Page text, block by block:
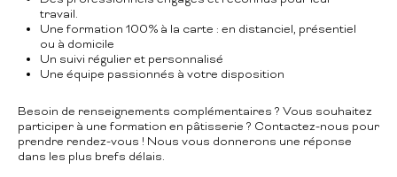
travail.
Une formation 100% à la carte : en distanciel, présentiel
ou à domicile
Un suivi régulier et personnalisé
Une équipe passionnés à votre disposition
Besoin de renseignements complémentaires ? Vous souhaitez
participer à une formation en pâtisserie ? Contactez-nous pour
prendre rendez-vous ! Nous vous donnerons une réponse
dans les plus brefs délais.